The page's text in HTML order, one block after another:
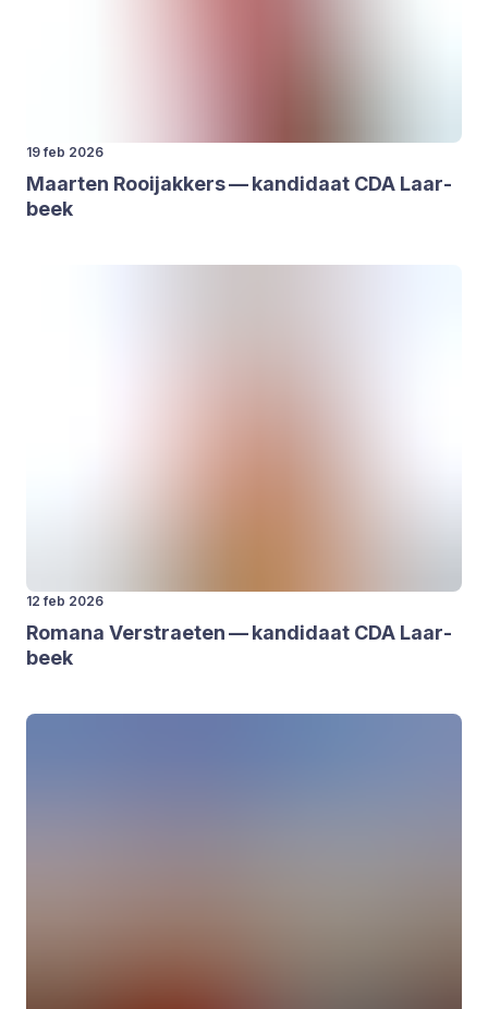
19 feb 2026
Maar­ten Rooi­j­ak­kers — kan­di­daat CDA Laar­
beek
12 feb 2026
Roma­na Ver­strae­ten — kan­di­daat CDA Laar­
beek